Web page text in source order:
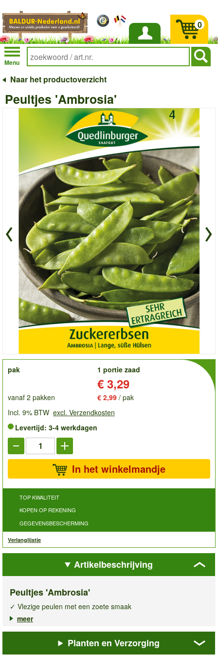
Inloggen
Menu
0
Naar het productoverzicht
Peultjes 'Ambrosia'
order
pak
1 portie zaad
€ 3,29
vanaf 2 pakken € 2,99 / pak
Incl. 9% BTW excl. Verzendkosten
Levertijd: 3-4 werkdagen
In het winkelmandje
TOP KWALITEIT
KOPEN OP REKENING
GEGEVENSBESCHERMING
Verlanglijstje
Artikelbeschrijving
Peultjes 'Ambrosia'
✓ Vlezige peulen met een zoete smaak
✓ Ook ideaal voor potten op balkon & terras
De middenvroege peultjes Ambrosiazijn een heerlijke
aanvulling in de moestuin of op het balkon! Ze hebben stevige,
meer
Planten en Verzorging